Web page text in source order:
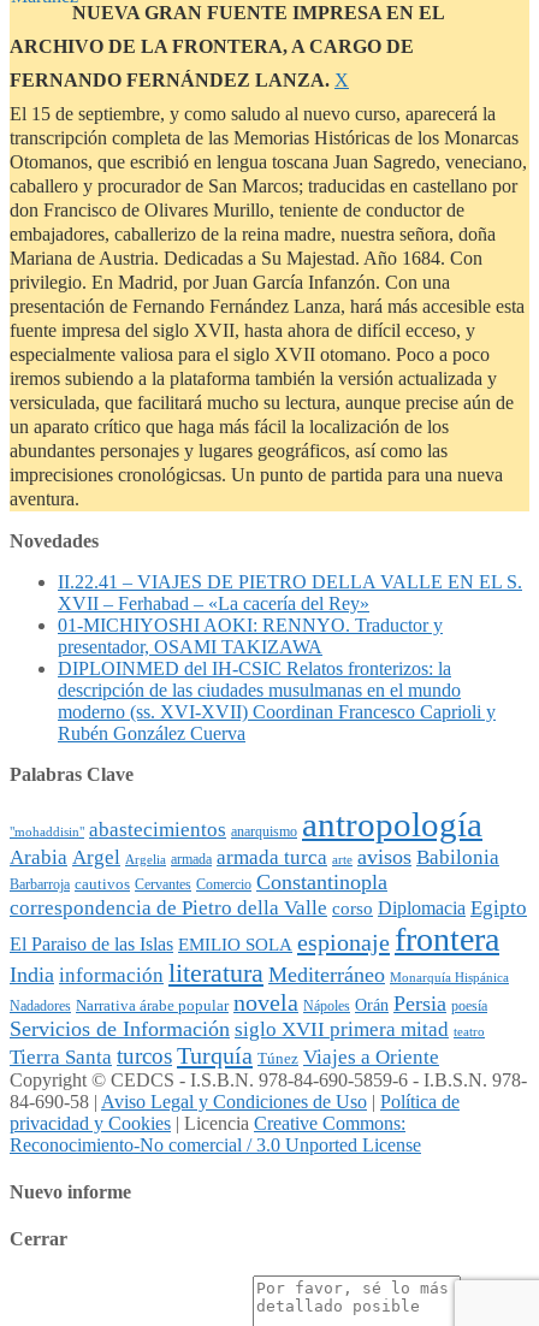
NUEVA GRAN FUENTE IMPRESA EN EL
ARCHIVO DE LA FRONTERA, A CARGO DE
FERNANDO FERNÁNDEZ LANZA. Descartar
aviso
Χ
El 15 de septiembre, y como saludo al nuevo curso, aparecerá la
transcripción completa de las Memorias Históricas de los Monarcas
Otomanos, que escribió en lengua toscana Juan Sagredo, veneciano,
caballero y procurador de San Marcos; traducidas en castellano por
don Francisco de Olivares Murillo, teniente de conductor de
embajadores, caballerizo de la reina madre, nuestra señora, doña
Mariana de Austria. Dedicadas a Su Majestad. Año 1684. Con
privilegio. En Madrid, por Juan García Infanzón. Con una
presentación de Fernando Fernández Lanza, hará más accesible esta
fuente impresa del siglo XVII, hasta ahora de difícil ecceso, y
especialmente valiosa para el siglo XVII otomano. Poco a poco
iremos subiendo a la plataforma también la versión actualizada y
versiculada, que facilitará mucho su lectura, aunque precise aún de
un aparato crítico que haga más fácil la localización de los
abundantes personajes y lugares geográficos, así como las
imprecisiones cronológicsas. Un punto de partida para una nueva
aventura.
Novedades
II.22.41 – VIAJES DE PIETRO DELLA VALLE EN EL S.
XVII – Ferhabad – «La cacería del Rey»
01-MICHIYOSHI AOKI: RENNYO. Traductor y
presentador, OSAMI TAKIZAWA
DIPLOINMED del IH-CSIC Relatos fronterizos: la
descripción de las ciudades musulmanas en el mundo
moderno (ss. XVI-XVII) Coordinan Francesco Caprioli y
Rubén González Cuerva
Palabras Clave
"mohaddisin" abastecimientos anarquismo antropología
Arabia Argel Argelia armada armada turca arte avisos Babilonia
Barbarroja cautivos Cervantes Comercio Constantinopla
correspondencia de Pietro della Valle corso Diplomacia Egipto
El Paraiso de las Islas EMILIO SOLA espionaje frontera
India información literatura Mediterráneo Monarquía Hispánica
Nadadores Narrativa árabe popular novela Nápoles Orán Persia poesía
Servicios de Información siglo XVII primera mitad teatro
Tierra Santa turcosTurquía Túnez Viajes a Oriente
Copyright © CEDCS - I.S.B.N. 978-84-690-5859-6 - I.B.S.N. 978-
84-690-58 | Aviso Legal y Condiciones de Uso | Política de
privacidad y Cookies | Licencia Creative Commons:
Reconocimiento-No comercial / 3.0 Unported License
Nuevo informe
Cerrar